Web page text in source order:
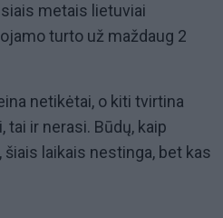
metais lietuviai
turto už maždaug 2
netikėtai, o kiti tvirtina
ir nerasi. Būdų, kaip
laikais nestinga, bet kas